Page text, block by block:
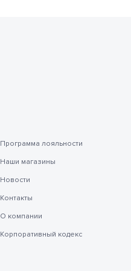
Программа лояльности
Наши магазины
Новости
Контакты
О компании
Корпоративный кодекс